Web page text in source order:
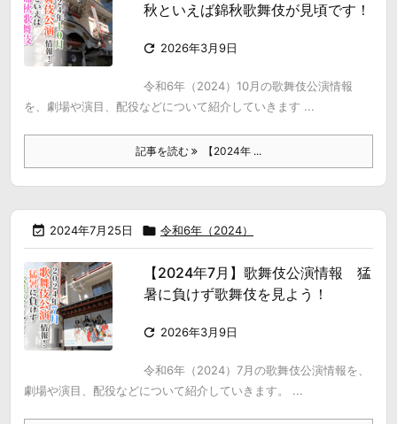
秋といえば錦秋歌舞伎が見頃です！
 2026年3月9日
令和6年（2024）10月の歌舞伎公演情報
を、劇場や演目、配役などについて紹介していきます ...
記事を読む 【2024年 ...
 2024年7月25日  令和6年（2024）
【2024年7月】歌舞伎公演情報 猛
暑に負けず歌舞伎を見よう！
 2026年3月9日
令和6年（2024）7月の歌舞伎公演情報を、
劇場や演目、配役などについて紹介していきます。 ...